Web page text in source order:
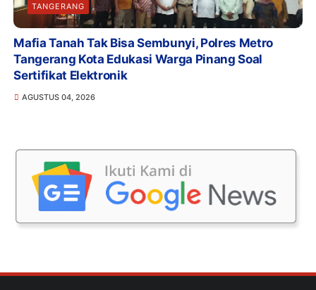
TANGERANG
Mafia Tanah Tak Bisa Sembunyi, Polres Metro
Tangerang Kota Edukasi Warga Pinang Soal
Sertifikat Elektronik
AGUSTUS 04, 2026